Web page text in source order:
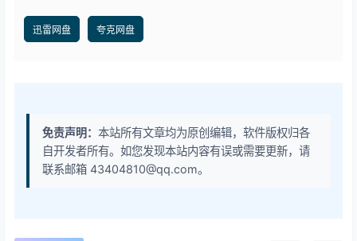
迅雷网盘 夸克网盘
免责声明： 本站所有文章均为原创编辑，软件版权归各
自开发者所有。如您发现本站内容有误或需要更新，请
联系邮箱 43404810@qq.com。